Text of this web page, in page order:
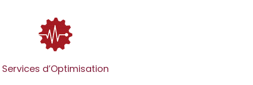
Services d’Optimisation